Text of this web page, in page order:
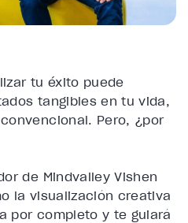
tu éxito puede
tangibles en tu vida,
Pero, ¿por
de Mindvalley Vishen
la visualización creativa
por completo y te guiará